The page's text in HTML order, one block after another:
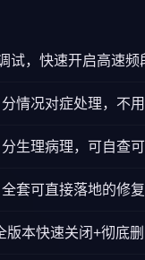
试，快速开启高速频
情况对症处理，不
生理病理，可自查
套可直接落地的修
版本快速关闭+彻底